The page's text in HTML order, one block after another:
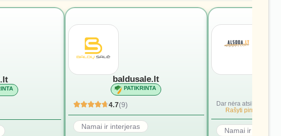
baldusale.lt
PATIKRINTA
4.7(9)
Namai ir interjeras
Dar nėra atsiliepimų.
Rašyti pirmąjį.
Namai ir